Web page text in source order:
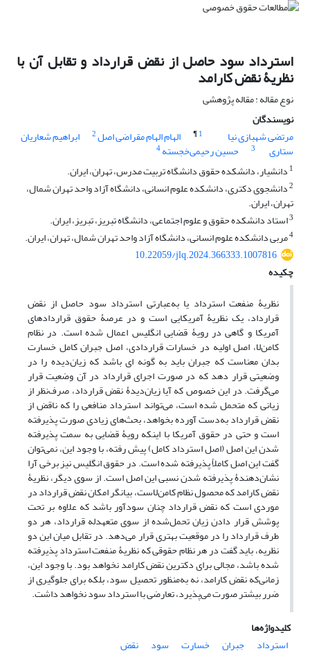
استرداد سود حاصل از نقض قرارداد و تقابل آن با
نظریۀ نقض کارامد
نوع مقاله : مقاله پژوهشی
نویسندگان
مرتضی شهبازی نیا
1
¶ الهام الهام مقراضی اصل2 ابراهیم شعاریان
ستاری 3 حسین رحیمی‌خجسته4
1 دانشیار، دانشکده حقوق دانشگاه تربیت مدرس، تهران، ایران.
2دانشجوی دکتری، دانشکده علوم انسانی، دانشگاه آزاد واحد تهران شمال،
تهران، ایران.
3استاد دانشکده حقوق و علوم اجتماعی، دانشگاه تبریز، تبریز، ایران.
4مربی دانشکده علوم انسانی، دانشگاه آزاد واحد تهران شمال، تهران، ایران.
10.22059/jlq.2024.366333.1007816
چکیده
نظریۀ منفعت استرداد یا به‌عبارتی استرداد سود حاصل از نقض
قرارداد، یک نظریۀ آمریکایی است و در عرصۀ حقوق قراردادهای
آمریکا و گاهی در رویۀ قضایی انگلیس اعمال شده است. در نظام
کامن‌لا، اصل اولیه در خسارات قراردادی، اصل جبران کامل خسارت
بدان معناست که جبران باید به گونه ای باشد که زیان‌دیده را در
وضعیتی قرار ‌دهد که در صورت اجرای قرارداد در آن وضعیت قرار
می‌گرفت. در این خصوص که آیا زیان‌دیدۀ نقض قرارداد، صرف‌نظر از
زیانی که متحمل شده است، می‌تواند استرداد منافعی را که ناقض از
نقض قرارداد به‌دست آورده بخواهد، بحث‌های زیادی صورت پذیرفته
است و حتی در حقوق آمریکا با اینکه رویۀ قضایی به سمت پذیرفته
شدن این اصل (اصل استرداد کامل) پیش رفته، با وجود این، نمی‌توان
گفت این اصل کاملاً پذیرفته شده است. در حقوق انگلیس نیز برخی آرا
نشان‌دهندۀ پذیرفته شدن نسبی این اصل است. از سوی دیگر، نظریۀ
نقض کارامد که محصول نظام کامن‌لاست، بیانگر امکان نقض قرارداد در
موردی است که نقض قرارداد چنان سودآور باشد که علاوه بر تحت
پوشش قرار دادن زیان تحمل‌شده از سوی متعهدله قرارداد، هر دو
طرف قرارداد را در موقعیت بهتری قرار می‌دهد. در تقابل میان این دو
نظریه، باید گفت در هر نظام حقوقی که نظریۀ منفعت استرداد پذیرفته
شده باشد، مجالی برای دکترین نقض کارامد نخواهد بود. با وجود این،
زمانی‌که نقض کارامد، نه به‌منظور تحصیل سود، بلکه برای جلوگیری از
ضرر بیشتر صورت می‌پذیرد، تعارضی با استرداد سود نخواهد داشت.
کلیدواژه‌ها
استرداد
جبران خسارت سود نقض